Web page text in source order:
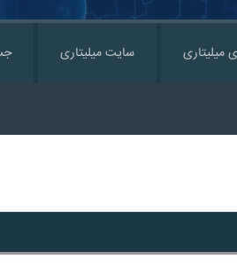
میلیتاری سایت میلیتاری